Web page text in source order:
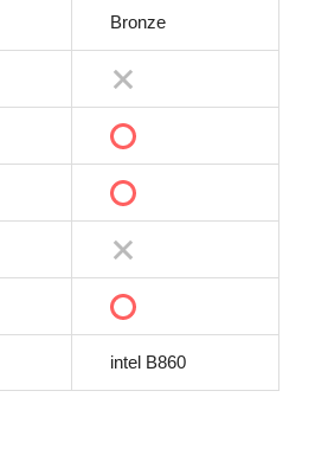
Bronze
intel B860